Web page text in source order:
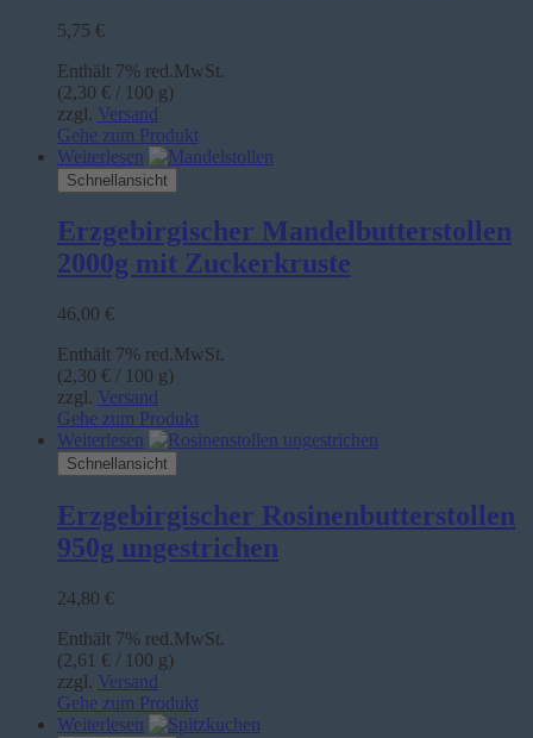
5,75 €
Enthält 7% red.MwSt.
(2,30 € / 100 g)
zzgl. Versand
Gehe zum Produkt
Weiterlesen
Schnellansicht
Erzgebirgischer Mandelbutterstollen
2000g mit Zuckerkruste
46,00 €
Enthält 7% red.MwSt.
(2,30 € / 100 g)
zzgl. Versand
Gehe zum Produkt
Weiterlesen
Schnellansicht
Erzgebirgischer Rosinenbutterstollen
950g ungestrichen
24,80 €
Enthält 7% red.MwSt.
(2,61 € / 100 g)
zzgl. Versand
Gehe zum Produkt
Weiterlesen